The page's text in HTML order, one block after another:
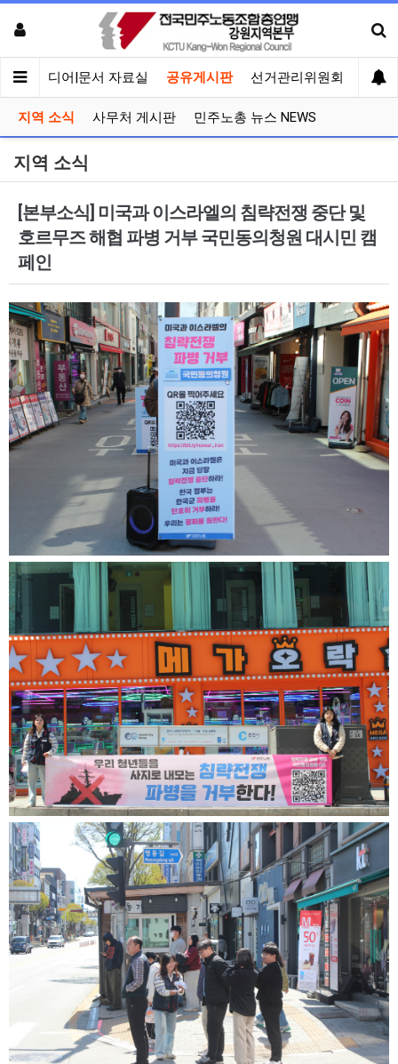
견 미디어|문서 자료실 공유게시판 선거관리위원회
지역 소식 사무처 게시판 민주노총 뉴스 NEWS
지역 소식
[본부소식] 미국과 이스라엘의 침략전쟁 중단 및
호르무즈 해협 파병 거부 국민동의청원 대시민 캠
페인